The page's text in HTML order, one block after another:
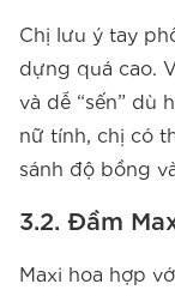
Chị lưu ý tay
dựng quá cao.
và dễ “sến” dù
nữ tính, chị có
sánh độ bồng
3.2. Đầm
Maxi hoa hợp